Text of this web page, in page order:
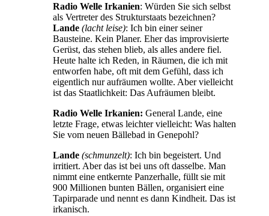
Radio Welle Irkanien: Würden Sie sich selbst
als Vertreter des Strukturstaats bezeichnen?
Lande (lacht leise): Ich bin einer seiner
Bausteine. Kein Planer. Eher das improvisierte
Gerüst, das stehen blieb, als alles andere fiel.
Heute halte ich Reden, in Räumen, die ich mit
entworfen habe, oft mit dem Gefühl, dass ich
eigentlich nur aufräumen wollte. Aber vielleicht
ist das Staatlichkeit: Das Aufräumen bleibt.
Radio Welle Irkanien: General Lande, eine
letzte Frage, etwas leichter vielleicht: Was halten
Sie vom neuen Bällebad in Genepohl?
Lande (schmunzelt): Ich bin begeistert. Und
irritiert. Aber das ist bei uns oft dasselbe. Man
nimmt eine entkernte Panzerhalle, füllt sie mit
900 Millionen bunten Bällen, organisiert eine
Tapirparade und nennt es dann Kindheit. Das ist
irkanisch.